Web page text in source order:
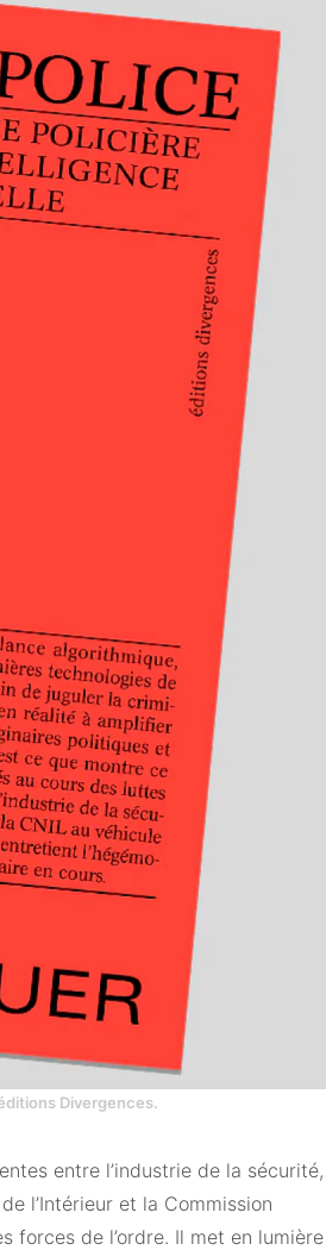
Divergences.
entre l’industrie de la sécurité,
l’Intérieur et la Commission
forces de l’ordre. Il met en lumière